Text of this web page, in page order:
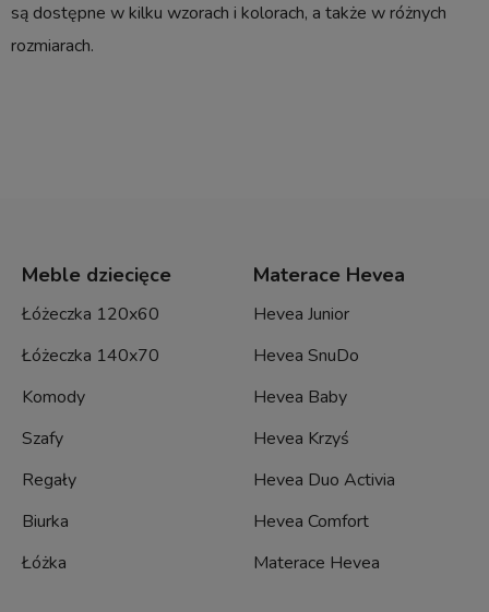
są dostępne w kilku wzorach i kolorach, a także w różnych
rozmiarach.
Meble dziecięce
Łóżeczka 120x60
Łóżeczka 140x70
Komody
Szafy
Regały
Biurka
Łóżka
Materace Hevea
Hevea Junior
Hevea SnuDo
Hevea Baby
Hevea Krzyś
Hevea Duo Activia
Hevea Comfort
Materace Hevea